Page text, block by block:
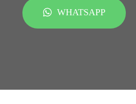
WHATSAPP